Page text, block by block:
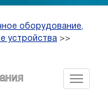
оборудование,
устройства >>